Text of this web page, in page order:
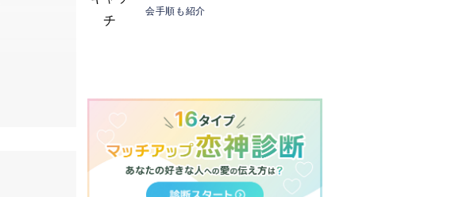
会手順も紹介